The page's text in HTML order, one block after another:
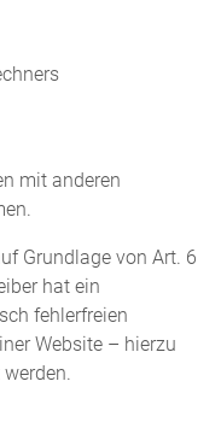
mit anderen
Grundlage von Art. 6
hat ein
fehlerfreien
Website – hierzu